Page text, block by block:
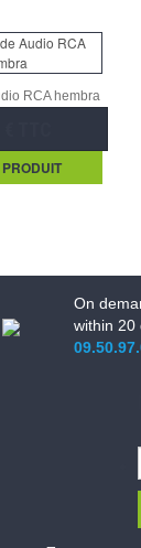
RCA hembra
On
within 20